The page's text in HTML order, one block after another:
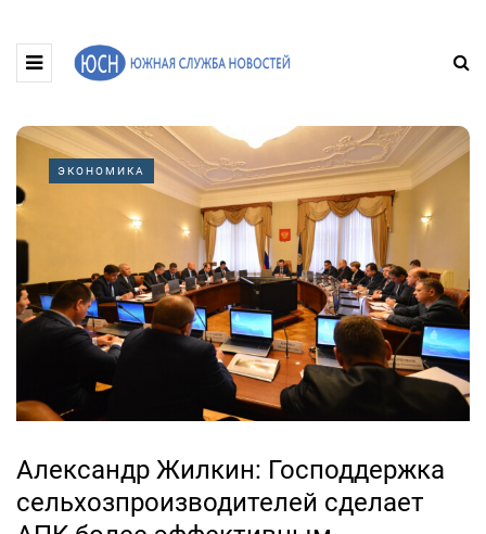
ЭКОНОМИКА
Александр Жилкин: Господдержка
сельхозпроизводителей сделает